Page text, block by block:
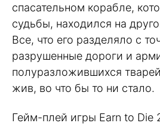
спасательном корабле,
судьбы, находился на
Все, что его разделяло с
разрушенные дороги и
полуразложившихся
жив, во что бы то ни стало.
Гейм-плей игры Earn to Die